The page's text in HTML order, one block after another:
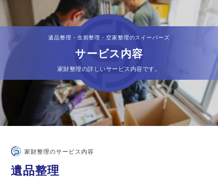
遺品整理・生前整理・空家整理のスイーパーズ
サービス内容
家財整理の詳しいサービス内容です。
家財整理のサービス内容
遺品整理